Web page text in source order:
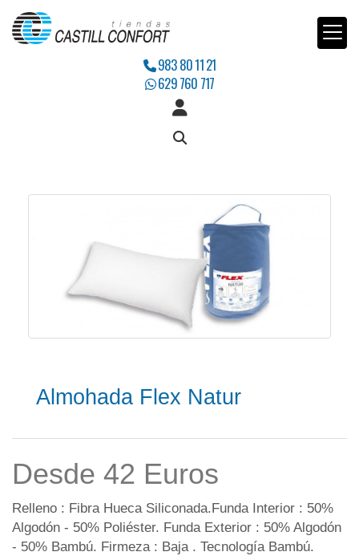
983 80 11 21
629 760 717
Almohada Flex Natur
Desde 42 Euros
Relleno : Fibra Hueca Siliconada.Funda Interior : 50%
Algodón - 50% Poliéster. Funda Exterior : 50% Algodón
- 50% Bambú. Firmeza : Baja . Tecnología Bambú.